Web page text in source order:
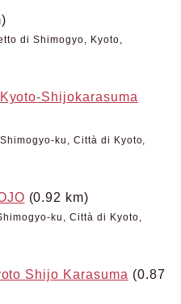
di Shimogyo, Kyoto,
Shijokarasuma
ku, Città di Kyoto,
(0.92 km)
ku, Città di Kyoto,
Shijo Karasuma (0.87